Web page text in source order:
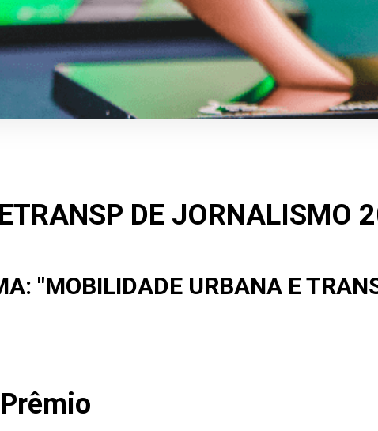
DE JORNALISMO
"MOBILIDADE URBANA E